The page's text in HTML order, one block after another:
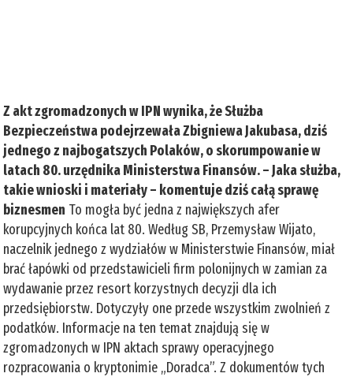
Z akt zgromadzonych w IPN wynika, że Służba
Bezpieczeństwa podejrzewała Zbigniewa Jakubasa, dziś
jednego z najbogatszych Polaków, o skorumpowanie w
latach 80. urzędnika Ministerstwa Finansów. – Jaka służba,
takie wnioski i materiały – komentuje dziś całą sprawę
biznesmen To mogła być jedna z największych afer
korupcyjnych końca lat 80. Według SB, Przemysław Wijato,
naczelnik jednego z wydziałów w Ministerstwie Finansów, miał
brać łapówki od przedstawicieli firm polonijnych w zamian za
wydawanie przez resort korzystnych decyzji dla ich
przedsiębiorstw. Dotyczyły one przede wszystkim zwolnień z
podatków. Informacje na ten temat znajdują się w
zgromadzonych w IPN aktach sprawy operacyjnego
rozpracowania o kryptonimie „Doradca”. Z dokumentów tych